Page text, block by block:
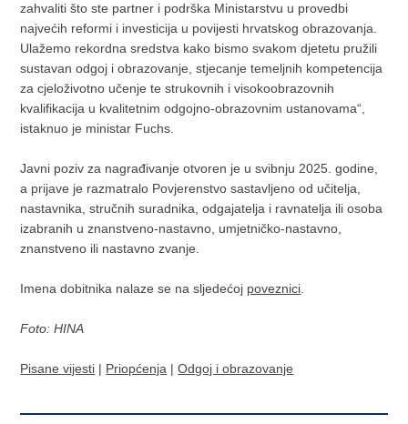
zahvaliti što ste partner i podrška Ministarstvu u provedbi
najvećih reformi i investicija u povijesti hrvatskog obrazovanja.
Ulažemo rekordna sredstva kako bismo svakom djetetu pružili
sustavan odgoj i obrazovanje, stjecanje temeljnih kompetencija
za cjeloživotno učenje te strukovnih i visokoobrazovnih
kvalifikacija u kvalitetnim odgojno-obrazovnim ustanovama“,
istaknuo je ministar Fuchs.
Javni poziv za nagrađivanje otvoren je u svibnju 2025. godine,
a prijave je razmatralo Povjerenstvo sastavljeno od učitelja,
nastavnika, stručnih suradnika, odgajatelja i ravnatelja ili osoba
izabranih u znanstveno-nastavno, umjetničko-nastavno,
znanstveno ili nastavno zvanje.
Imena dobitnika nalaze se na sljedećoj poveznici.
Foto: HINA
Pisane vijesti | Priopćenja |Odgoj i obrazovanje